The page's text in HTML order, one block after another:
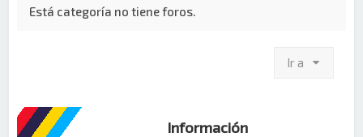
Está categoría no tiene foros.
Ir a
Información